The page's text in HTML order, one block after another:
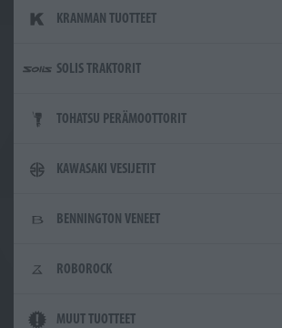
KRANMAN TUOTTEET
SOLIS TRAKTORIT
TOHATSU PERÄMOOTTORIT
KAWASAKI VESIJETIT
BENNINGTON VENEET
ROBOROCK
MUUT TUOTTEET